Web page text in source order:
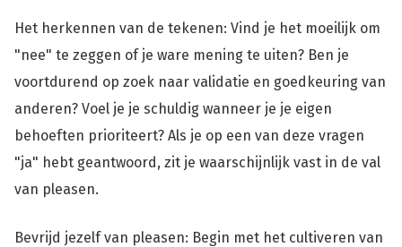
Het herkennen van de tekenen: Vind je het moeilijk om
"nee" te zeggen of je ware mening te uiten? Ben je
voortdurend op zoek naar validatie en goedkeuring van
anderen? Voel je je schuldig wanneer je je eigen
behoeften prioriteert? Als je op een van deze vragen
"ja" hebt geantwoord, zit je waarschijnlijk vast in de val
van pleasen.
Bevrijd jezelf van pleasen: Begin met het cultiveren van